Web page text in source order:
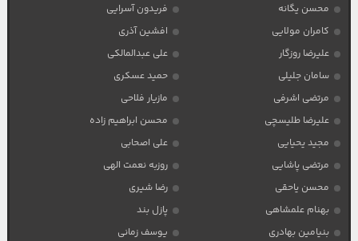
محسن یگانه
فریدون آسرایی
کامران مولایی
افشین آذری
علیرضا روزگار
علی عبدالمالکی
سامان جلیلی
حمید عسکری
مرتضی اشرفی
مازیار فلاحی
علیرضا طلیسچی
محسن ابراهیم زاده
مجید یحیایی
علی اصحابی
مرتضی پاشایی
روزبه نعمت الهی
محسن یاحقی
رضا شیری
بهنام علمشاهی
پازل بند
بنیامین بهادری
یوسف زمانی